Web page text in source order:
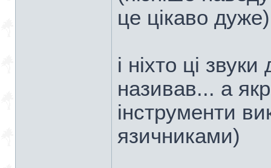
це цікаво дуже)
і ніхто ці
називав... а
інструменти
язичниками)